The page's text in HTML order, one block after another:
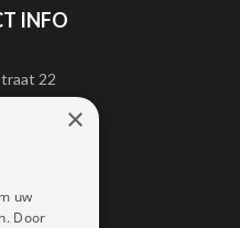
INFO
22
Lennik
×
uw
Door